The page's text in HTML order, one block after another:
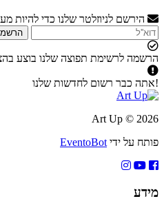
הירשם לניוזלטר שלנו כדי להיות
הרשמה לרשימת תפוצה שלנו בוצע
!אתה כבר רשום לחדשות שלנו
2026 © Art Up
פותח על ידי EventoBot
מידע